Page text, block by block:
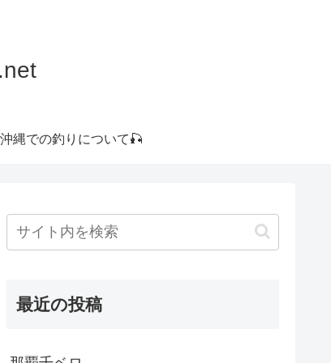
沖縄での釣りについて🎣
最近の投稿